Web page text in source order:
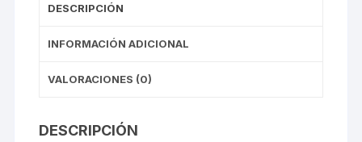
DESCRIPCIÓN
INFORMACIÓN ADICIONAL
VALORACIONES (0)
DESCRIPCIÓN